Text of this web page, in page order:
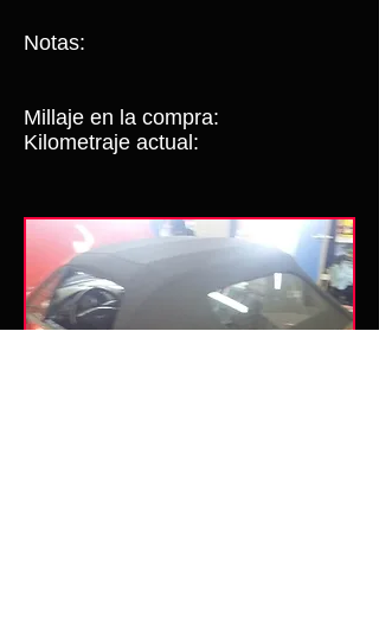
Notas:
Millaje en la compra:
Kilometraje actual: